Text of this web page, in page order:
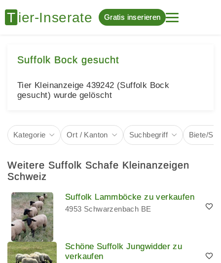
Gratis inserieren
Suffolk Bock gesucht
Tier Kleinanzeige 439242 (Suffolk Bock
gesucht) wurde gelöscht
Kategorie Ort / Kanton Suchbegriff Biete/
Weitere Suffolk Schafe Kleinanzeigen
Schweiz
Suffolk Lammböcke zu verkaufen
4953 Schwarzenbach BE
Schöne Suffolk Jungwidder zu
verkaufen